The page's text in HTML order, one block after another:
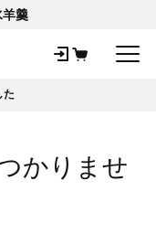
羹
た
かりませ